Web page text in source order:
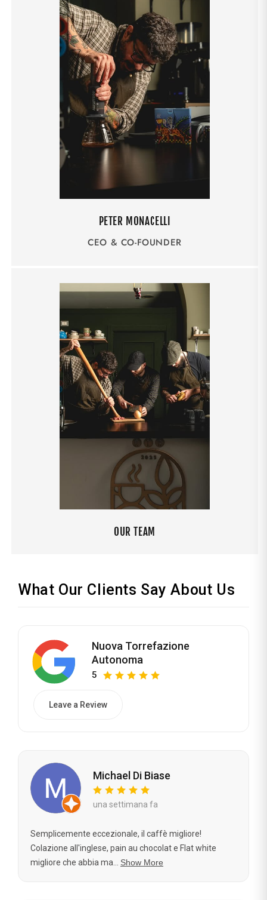
PETER MONACELLI
CEO & CO-FOUNDER
OUR TEAM
What Our Clients Say About Us
Nuova Torrefazione
Autonoma
5
Leave a Review
Michael Di Biase
una settimana fa
Semplicemente eccezionale, il caffè migliore!
Colazione all'inglese, pain au chocolat e Flat white
migliore che abbia ma...
Show More